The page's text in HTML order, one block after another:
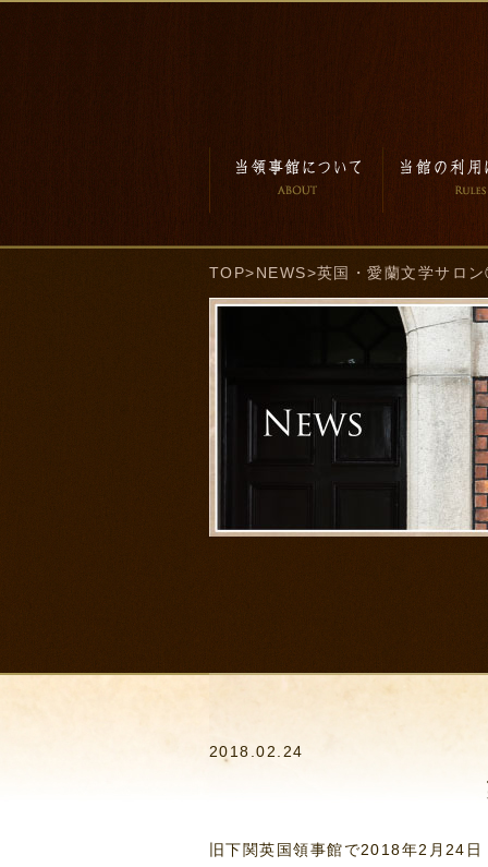
TOP>NEWS>英国・愛蘭文学サロ
2018.02.24
旧下関英国領事館で2018年2月24